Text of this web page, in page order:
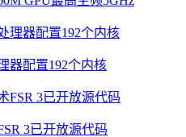
器配置192个内核
3已开放源代码